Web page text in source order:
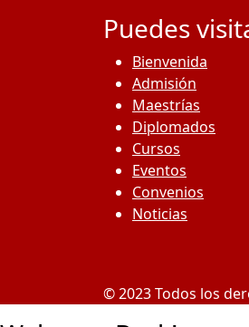
Puedes
Bienvenida
Admisión
Maestrías
Diplomados
Cursos
Eventos
Convenios
Noticias
© 2023 Todos los